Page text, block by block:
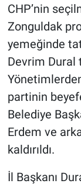
CHP’nin
Zonguldak
yemeğinde
Devrim Dural
partinin
Belediye
Erdem ve
kaldırıldı.
İl Başkanı